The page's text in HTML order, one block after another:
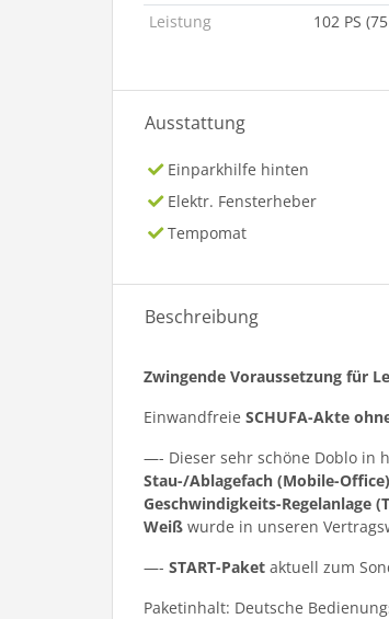
Leistung
102 PS
Ausstattung
Einparkhilfe hinten
Elektr. Fensterheber
Tempomat
Beschreibung
Zwingende Voraussetzung für
Einwandfreie SCHUFA-Akte
—- Dieser sehr schöne Doblo in
Stau-/Ablagefach (Mobile-
Geschwindigkeits-Regelanlage
Weiß wurde in unseren
—- START-Paket aktuell zum
Paketinhalt: Deutsche